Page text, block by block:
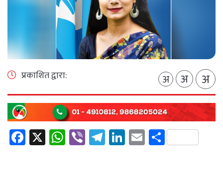
प्रकाशित द्वारा: अ अ अ
Facebook
X WhatsApp
ViberTelegram
LinkedIn
EmailShare